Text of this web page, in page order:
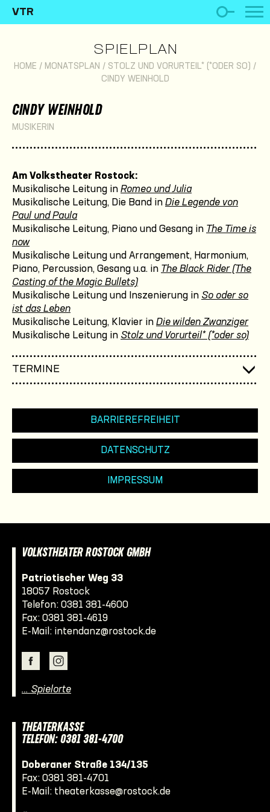
VTR
SPIELPLAN
HOME / MONATSPLAN / STOLZ UND VORURTEIL* (*ODER SO)
/
CINDY WEINHOLD
CINDY WEINHOLD
MUSIKERIN
Am Volkstheater Rostock:
Musikalische Leitung in Romeo und Julia
Musikalische Leitung, Die Band in Die Legende von
Paul und Paula
Musikalische Leitung, Piano und Gesang in The Time is
now
Musikalische Leitung und Arrangement, Harmonium,
Piano, Percussion, Gesang u.a. in The Black Rider (The
Casting of the Magic Bullets)
Musikalische Leitung und Inszenierung in So oder so
ist das Leben
Musikalische Leitung, Klavier in Die wilden Zwanziger
Musikalische Leitung in Stolz und Vorurteil* (*oder so)
TERMINE
BARRIEREFREIHEIT
DATENSCHUTZ
IMPRESSUM
VOLKSTHEATER ROSTOCK GMBH
Patriotischer Weg 33
18057 Rostock
Telefon: 0381 381-4600
Fax: 0381 381-4619
E-Mail: intendanz@rostock.de
… Spielorte
THEATERKASSE
TELEFON: 0381 381-4700
Doberaner Straße 134/135
Fax: 0381 381-4701
E-Mail: theaterkasse@rostock.de